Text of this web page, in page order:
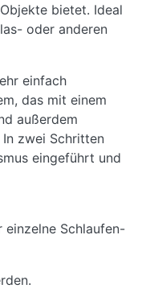
bietet. Ideal
oder anderen
einfach
das mit einem
außerdem
zwei Schritten
eingeführt und
Schlaufen-